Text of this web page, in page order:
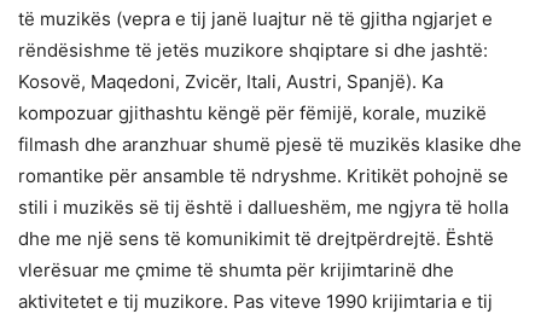
të muzikës (vepra e tij janë luajtur në të gjitha ngjarjet e
rëndësishme të jetës muzikore shqiptare si dhe jashtë:
Kosovë, Maqedoni, Zvicër, Itali, Austri, Spanjë). Ka
kompozuar gjithashtu këngë për fëmijë, korale, muzikë
filmash dhe aranzhuar shumë pjesë të muzikës klasike dhe
romantike për ansamble të ndryshme. Kritikët pohojnë se
stili i muzikës së tij është i dallueshëm, me ngjyra të holla
dhe me një sens të komunikimit të drejtpërdrejtë. Është
vlerësuar me çmime të shumta për krijimtarinë dhe
aktivitetet e tij muzikore. Pas viteve 1990 krijimtaria e tij